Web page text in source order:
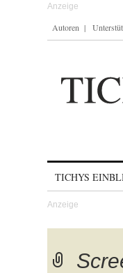
Autoren
TICHYS